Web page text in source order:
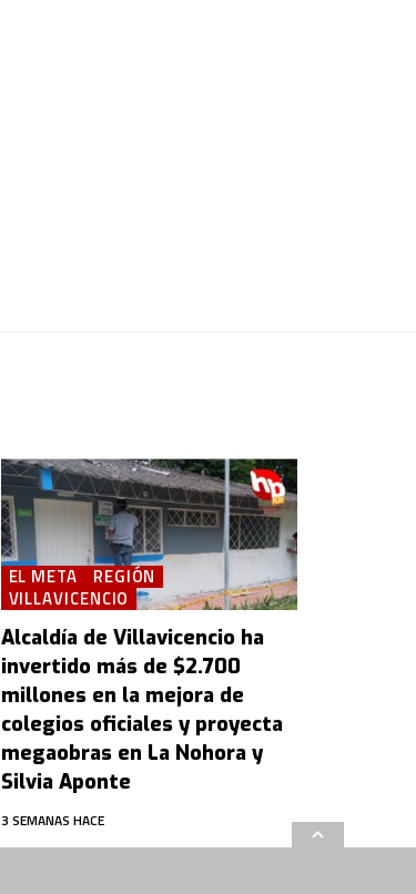
EL META
REGIÓN
VILLAVICENCIO
Alcaldía de Villavicencio ha
invertido más de $2.700
millones en la mejora de
colegios oficiales y proyecta
megaobras en La Nohora y
Silvia Aponte
3 SEMANAS HACE